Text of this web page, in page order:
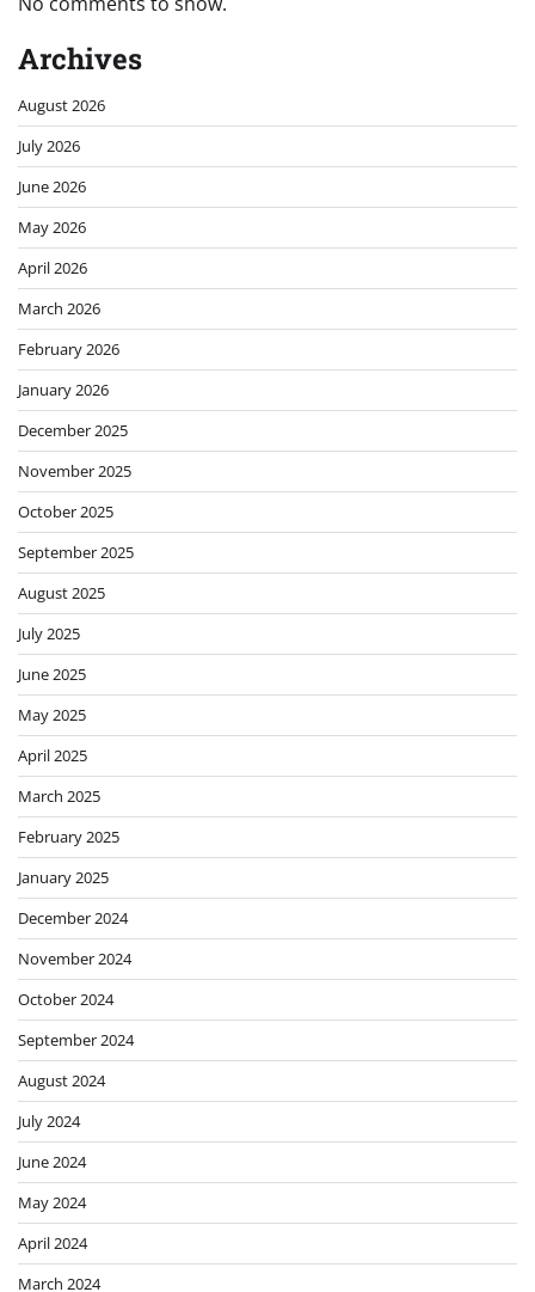
Archives
August 2026
July 2026
June 2026
May 2026
April 2026
March 2026
February 2026
January 2026
December 2025
November 2025
October 2025
September 2025
August 2025
July 2025
June 2025
May 2025
April 2025
March 2025
February 2025
January 2025
December 2024
November 2024
October 2024
September 2024
August 2024
July 2024
June 2024
May 2024
April 2024
March 2024